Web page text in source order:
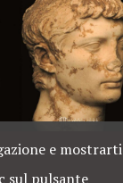
e mostrarti
sul pulsante